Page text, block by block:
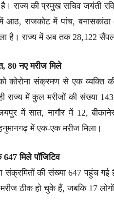
राज्य की प्रमुख सचिव जयंती
आठ, राजकोट में पांच,
है। राज्य में अब तक 28,122
80 नए मरीज मिले
कोरोना संक्रमण से एक व्यक्ति
राज्य में कुल मरीजों की संख्या
में सात, नागौर में 12,
में एक-एक मरीज मिला।
मिले पॉजिटिव
की संख्या 647 पहुंच गई
ठीक हो चुके हैं, जबकि 17 लोगों